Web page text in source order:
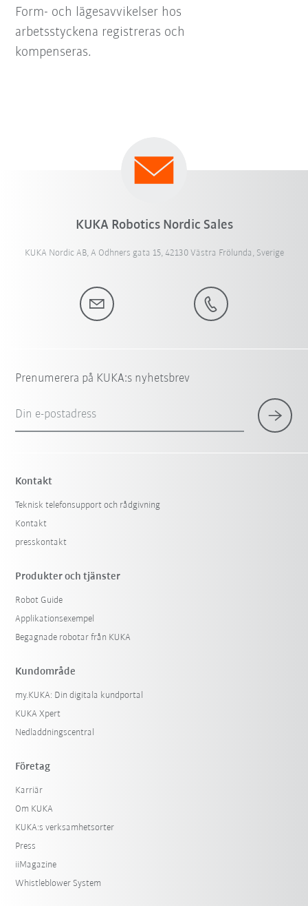
Form- och lägesavvikelser hos
arbetsstyckena registreras och
kompenseras.
KUKA Robotics Nordic Sales
KUKA Nordic AB, A Odhners gata 15, 42130 Västra Frölunda, Sverige
Prenumerera på KUKA:s nyhetsbrev
Din e-postadress
Kontakt
Teknisk telefonsupport och rådgivning
Kontakt
presskontakt
Produkter och tjänster
Robot Guide
Applikationsexempel
Begagnade robotar från KUKA
Kundområde
my.KUKA: Din digitala kundportal
KUKA Xpert
Nedladdningscentral
Företag
Karriär
Om KUKA
KUKA:s verksamhetsorter
Press
iiMagazine
Whistleblower System